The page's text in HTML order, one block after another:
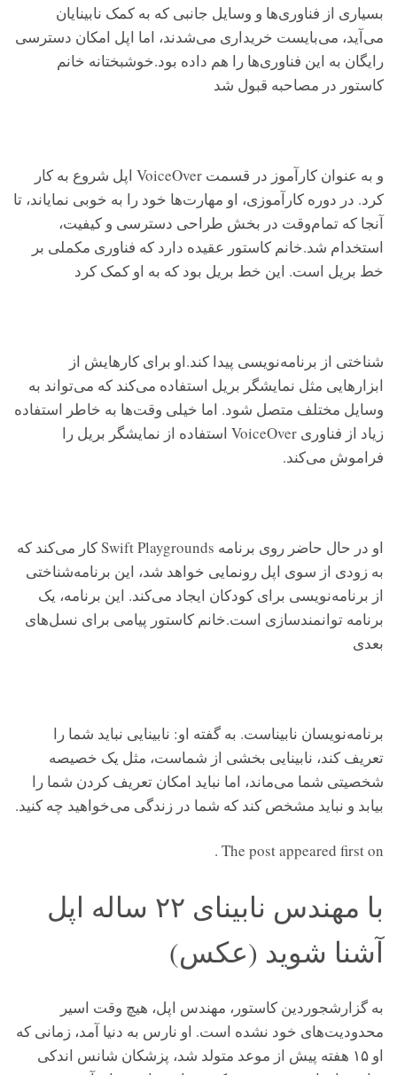
بسیاری از فناوری‌ها و وسایل جانبی که به کمک نابینایان
می‌آید، می‌بایست خریداری می‌شدند، اما اپل امکان دسترسی
رایگان به این فناوری‌ها را هم داده بود.خوشبختانه خانم
کاستور در مصاحبه قبول شد
و به عنوان کارآموز در قسمت VoiceOver اپل شروع به کار
کرد. در دوره کارآموزی، او مهارت‌ها خود را به خوبی نمایاند، تا
آنجا که تمام‌وقت در بخش طراحی دسترسی و کیفیت،
استخدام شد.خانم کاستور عقیده دارد که فناوری مکملی بر
خط بریل است. این خط بریل بود که به او کمک کرد‌
شناختی از برنامه‌نویسی پیدا کند.او برای کار‌هایش از
ابزارهایی مثل نمایشگر بریل استفاده می‌کند که می‌تواند به
وسایل مختلف متصل شود. اما خیلی وقت‌ها به خاطر استفاده
زیاد از فناوری VoiceOver استفاده از نمایشگر بریل را
فراموش می‌کند.
او در حال حاضر روی برنامه Swift Playgrounds کار می‌کند که
به زودی از سوی اپل رونمایی خواهد شد، این برنامه‌شناختی
از برنامه‌نویسی برای کودکان ایجاد می‌کند. این برنامه، یک
برنامه توانمندسازی است.خانم کاستور پیامی برای نسل‌های
بعدی
برنامه‌نویسان نابیناست. به گفته او: نابینایی نباید شما را
تعریف کند، نابینایی بخشی از شماست، مثل یک خصیصه
شخصیتی شما می‌ماند، اما نباید امکان تعریف کردن شما را
بیابد و نباید مشخص کند که شما در زندگی می‌خواهید چه کنید.
The post appeared first on .
با مهندس نابینای ۲۲ ساله اپل
آشنا شوید (عکس)
به گزارشجوردین کاستور، مهندس اپل، هیچ وقت اسیر
محدودیت‌های خود نشده است. او نارس به دنیا آمد، زمانی که
او ۱۵ هفته پیش از موعد متولد شد، پزشکان شانس اندکی